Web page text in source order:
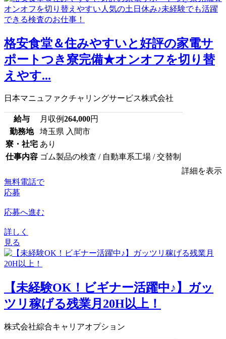
格安食堂＆住みやすいと好評の家電サ
ポートつき寮完備★オンオフを切り替
えやす...
日本マニュファクチャリングサービス株式会社
給与 月収例264,000円
勤務地
埼玉県 入間市
寮・社宅 あり
仕事内容 ゴム製品の検査 / 自動車系工場 / 交替制
詳細を表示
無料電話で
応募
応募へ進む
詳しく
見る
【未経験OK！ビギナー活躍中♪】ガッ
ツリ稼げる残業月20H以上！
株式会社綜合キャリアオプション